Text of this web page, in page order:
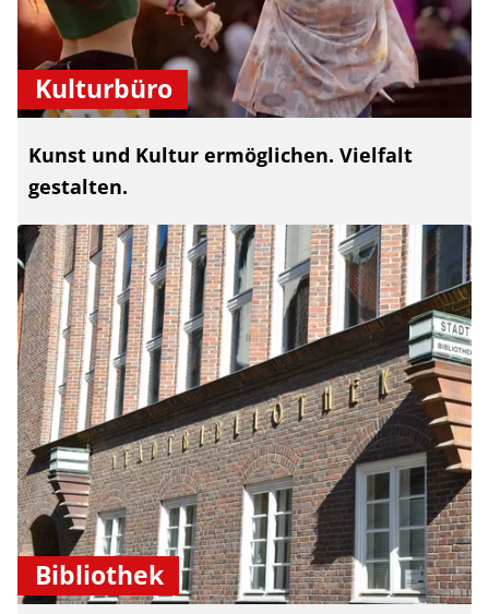
Kulturbüro
Kunst und Kultur ermöglichen. Vielfalt
gestalten.
Bibliothek